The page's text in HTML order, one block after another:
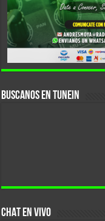
Buscanos En Tunein
CHAT EN VIVO